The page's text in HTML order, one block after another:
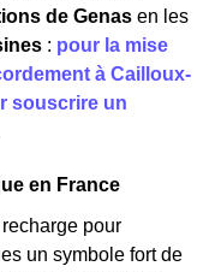
de Genas en les
: pour la mise
à Cailloux-
souscrire un
en France
pour
un symbole fort de